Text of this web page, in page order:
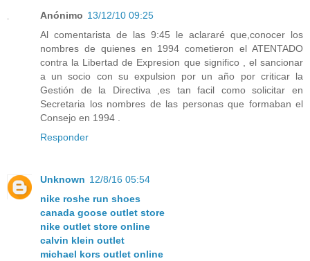
Anónimo 13/12/10 09:25
Al comentarista de las 9:45 le aclararé que,conocer los
nombres de quienes en 1994 cometieron el ATENTADO
contra la Libertad de Expresion que significo , el sancionar
a un socio con su expulsion por un año por criticar la
Gestión de la Directiva ,es tan facil como solicitar en
Secretaria los nombres de las personas que formaban el
Consejo en 1994 .
Responder
Unknown 12/8/16 05:54
nike roshe run shoes
canada goose outlet store
nike outlet store online
calvin klein outlet
michael kors outlet online